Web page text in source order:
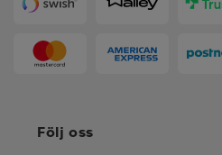
Följ oss